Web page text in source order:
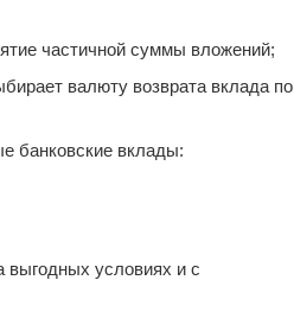
частичной суммы вложений;
валюту возврата вклада по
банковские вклады:
выгодных условиях и с